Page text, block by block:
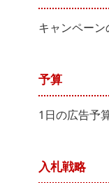
キャンペーン
予算
1日の広告予
入札戦略